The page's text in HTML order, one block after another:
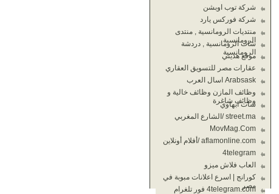
شركة توب اوبشن
شركة فوركس يارد
منتديات الرومانسية , منتدى
الرومانسية
شات الرومانسية , دردشة
الرومانسية
موقع هديتي
عقارات مصر للتسويق العقاري
Arabsask اسال العرب
وظائف المازن وظائف خالية و
وظائف شاغرة
شات ابهاوي
street.ma /الشارع المغربي
MovMag.Com
aflamonline.com /أفلام أونلاين
4telegram
العاب فلاش ميزو
كورانج | اسرع اعلانات مبوبة في
مصر
4telegram.com فور تلغرام